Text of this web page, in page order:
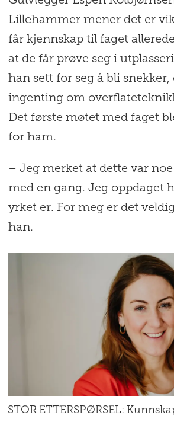
Lillehammer mener det er
får kjennskap til faget
at de får prøve seg i
han sett for seg å bli snekker,
ingenting om
Det første møtet med faget
for ham.
– Jeg merket at dette var
med en gang. Jeg oppdaget
yrket er. For meg er det
han.
STOR ETTERSPØRSEL: